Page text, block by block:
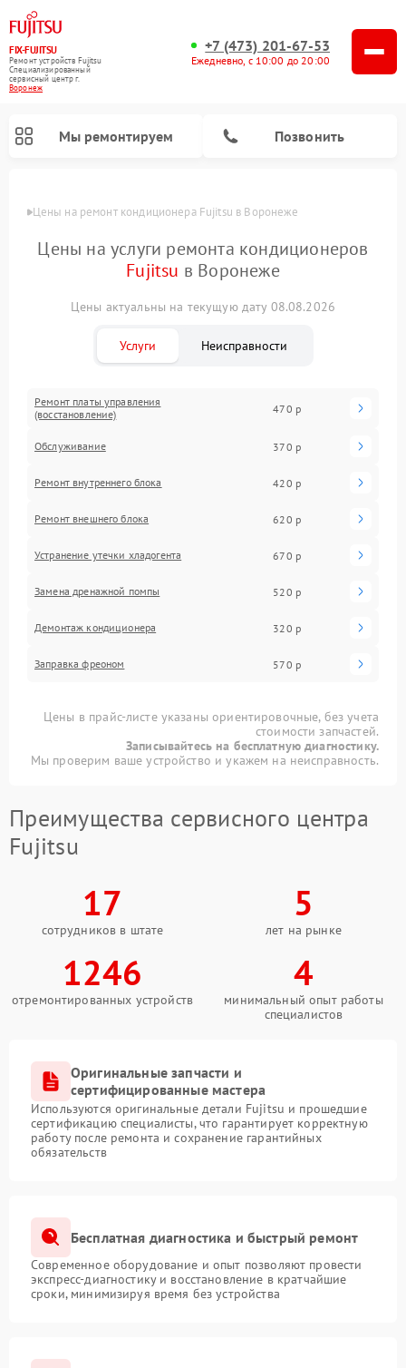
FIX-FUJITSU
Ремонт устройств Fujitsu
Специализированный
cервисный центр г.
Воронеж
+7 (473) 201-67-53
Ежедневно, с 10:00 до 20:00
Мы ремонтируем Позвонить
Цены на ремонт кондиционера Fujitsu в Воронеже
Цены на услуги ремонта кондиционеров
Fujitsu в Воронеже
Цены актуальны на текущую дату 08.08.2026
Услуги Неисправности
Ремонт платы управления
(восстановление)
470 р
Обслуживание 370 р
Ремонт внутреннего блока 420 р
Ремонт внешнего блока 620 р
Устранение утечки хладогента 670 р
Замена дренажной помпы 520 р
Демонтаж кондиционера 320 р
Заправка фреоном 570 р
Цены в прайс-листе указаны ориентировочные, без учета
стоимости запчастей.
Записывайтесь на бесплатную диагностику.
Мы проверим ваше устройство и укажем на неисправность.
Преимущества сервисного центра
Fujitsu
17
сотрудников в штате
5
лет на рынке
1246
отремонтированных устройств
4
минимальный опыт работы
специалистов
Оригинальные запчасти и
сертифицированные мастера
Используются оригинальные детали Fujitsu и прошедшие
сертификацию специалисты, что гарантирует корректную
работу после ремонта и сохранение гарантийных
обязательств
Бесплатная диагностика и быстрый ремонт
Современное оборудование и опыт позволяют провести
экспресс-диагностику и восстановление в кратчайшие
сроки, минимизируя время без устройства